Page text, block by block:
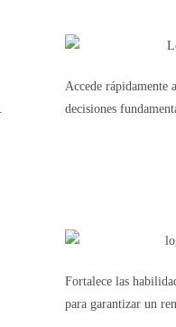
Accede
decisiones
Fortalece las
para garantizar un